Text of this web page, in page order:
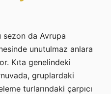
sezon da Avrupa
unutulmaz anlara
Kıta genelindeki
gruplardaki
turlarındaki çarpıcı